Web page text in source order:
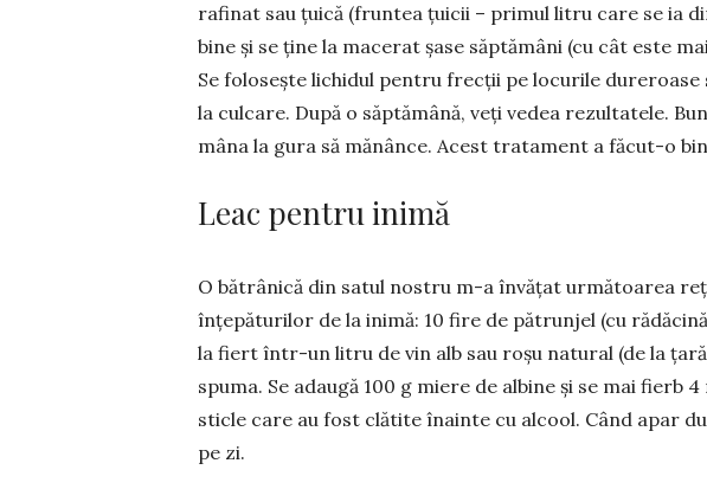
rafinat sau țuică (fruntea țuicii – primul litru care se ia
bine și se ține la macerat șase săp­tămâni (cu cât este
Se folo­sește lichidul pentru frecții pe locurile du­re­roase
la culcare. După o săptămână, veți vedea re­zul­ta­­tele.
mâna la gura să mă­nânce. Acest trata­ment a fă­cut-o
Leac pentru inimă
O bătrânică din satul nostru m-a învățat următoarea
înțepăturilor de la ini­mă: 10 fire de pătrunjel (cu
la fiert într-un litru de vin alb sau roșu natural (de la
spuma. Se adaugă 100 g miere de albine și se mai fierb
sticle care au fost clă­tite înainte cu alcool. Când apar
pe zi.